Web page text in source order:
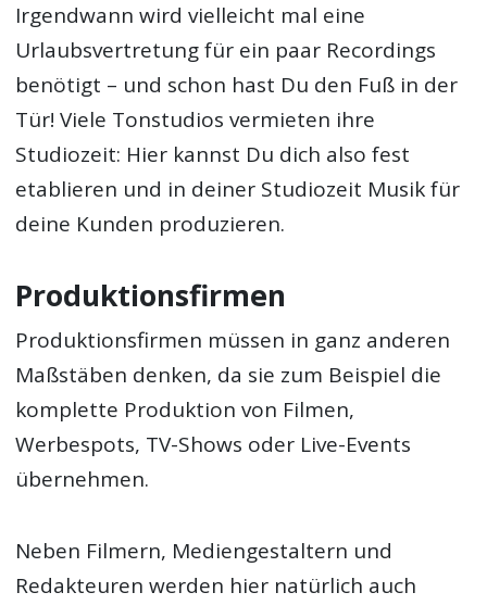
Irgendwann wird vielleicht mal eine
Urlaubsvertretung für ein paar Recordings
benötigt – und schon hast Du den Fuß in der
Tür! Viele Tonstudios vermieten ihre
Studiozeit: Hier kannst Du dich also fest
etablieren und in deiner Studiozeit Musik für
deine Kunden produzieren.
Produktionsfirmen
Produktionsfirmen müssen in ganz anderen
Maßstäben denken, da sie zum Beispiel die
komplette Produktion von Filmen,
Werbespots, TV-Shows oder Live-Events
übernehmen.
Neben Filmern, Mediengestaltern und
Redakteuren werden hier natürlich auch